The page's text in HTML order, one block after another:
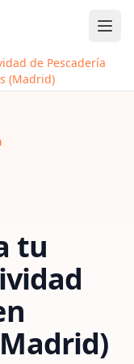
de Pescadería
(Madrid)
tu